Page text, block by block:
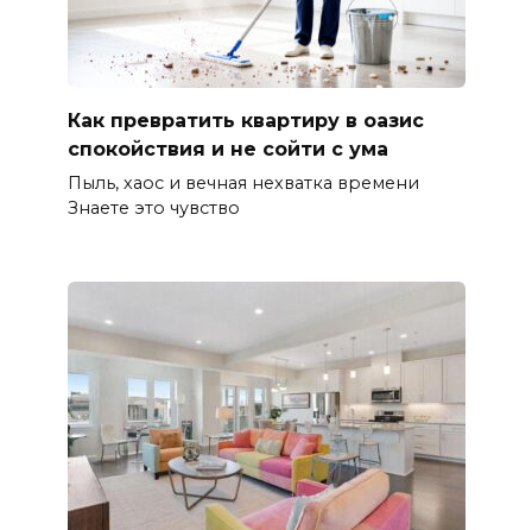
Как превратить квартиру в оазис
спокойствия и не сойти с ума
Пыль, хаос и вечная нехватка времени
Знаете это чувство